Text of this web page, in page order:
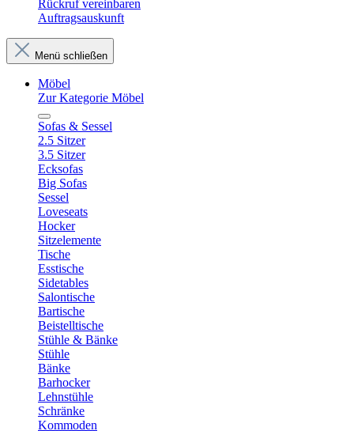
Rückruf vereinbaren
Auftragsauskunft
Menü schließen
Möbel
Zur Kategorie Möbel
Sofas & Sessel
2.5 Sitzer
3.5 Sitzer
Ecksofas
Big Sofas
Sessel
Loveseats
Hocker
Sitzelemente
Tische
Esstische
Sidetables
Salontische
Bartische
Beistelltische
Stühle & Bänke
Stühle
Bänke
Barhocker
Lehnstühle
Schränke
Kommoden